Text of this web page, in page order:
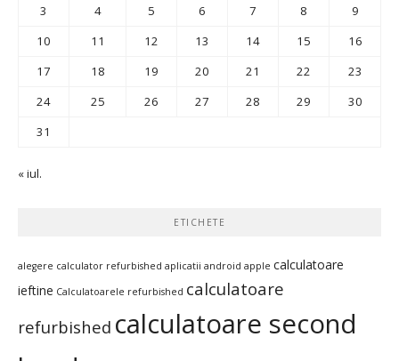
3
4 5 6 7 8
9
10
11 12 13 14 15
16
17
18 19 20 21 22
23
24
25 26 27 28 29
30
31
« iul.
ETICHETE
alegere calculator refurbished aplicatii android apple calculatoare
ieftine Calculatoarele refurbished calculatoare
refurbished calculatoare second